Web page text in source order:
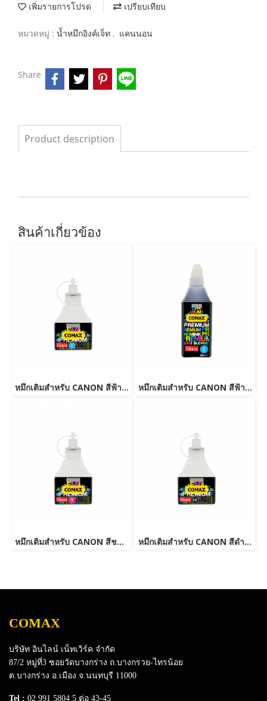
เพิ่มรายการโปรด เปรียบเทียบ
หมวดหมู่ : น้ำหมึกอิงค์เจ็ท , แคนนอน
Share
Product description
สินค้าเกี่ยวข้อง
หมึกเติมสำหรับ CANON สีฟ้า 100 ml. โคแมกซ์ หมึกเติมสำหรับ CANON สีฟ้า 500 ml. โคแมกซ์
หมึกเติมสำหรับ CANON สีชมพู 100 ml. โคแมกซ์ หมึกเติมสำหรับ CANON สีดำ 100 ml. โคแมกซ์
COMAX
บริษัท อินไลน์ เน็ทเวิร์ค จำกัด
87/2 หมู่ที่3 ซอยวัดบางกร่าง ถ.บางกรวย-ไทรน้อย
ต.บางกร่าง อ.เมือง จ.นนทบุรี 11000
Tel : 02 991 5804 5 ต่อ 43-45